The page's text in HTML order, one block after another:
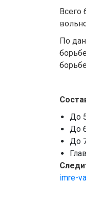
Всего
По
До
До
До
imre-